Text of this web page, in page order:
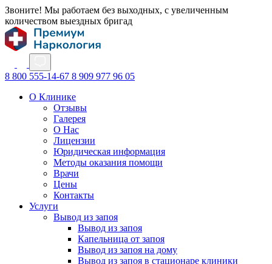
Звоните! Мы работаем без выходных, с увеличенным
количеством выездных бригад
8 800 555-14-67 8 909 977 96 05
О Клинике
Отзывы
Галерея
О Нас
Лицензии
Юридическая информация
Методы оказания помощи
Врачи
Цены
Контакты
Услуги
Вывод из запоя
Вывод из запоя
Капельница от запоя
Вывод из запоя на дому
Вывод из запоя в стационаре клиники